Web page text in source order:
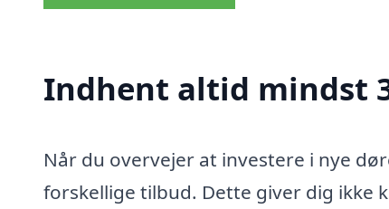
Indhent altid mindst
Når du overvejer at investere i nye
forskellige tilbud. Dette giver dig ikke